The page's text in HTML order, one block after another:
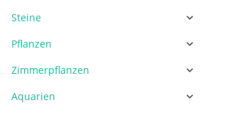
Steine
Pflanzen
Zimmerpflanzen
Aquarien